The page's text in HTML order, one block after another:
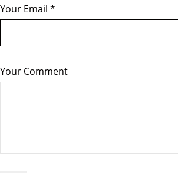
Your Email *
Your Comment